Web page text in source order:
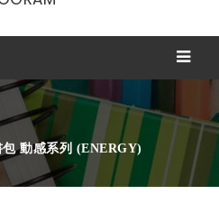
動感系列 (ENERGY)